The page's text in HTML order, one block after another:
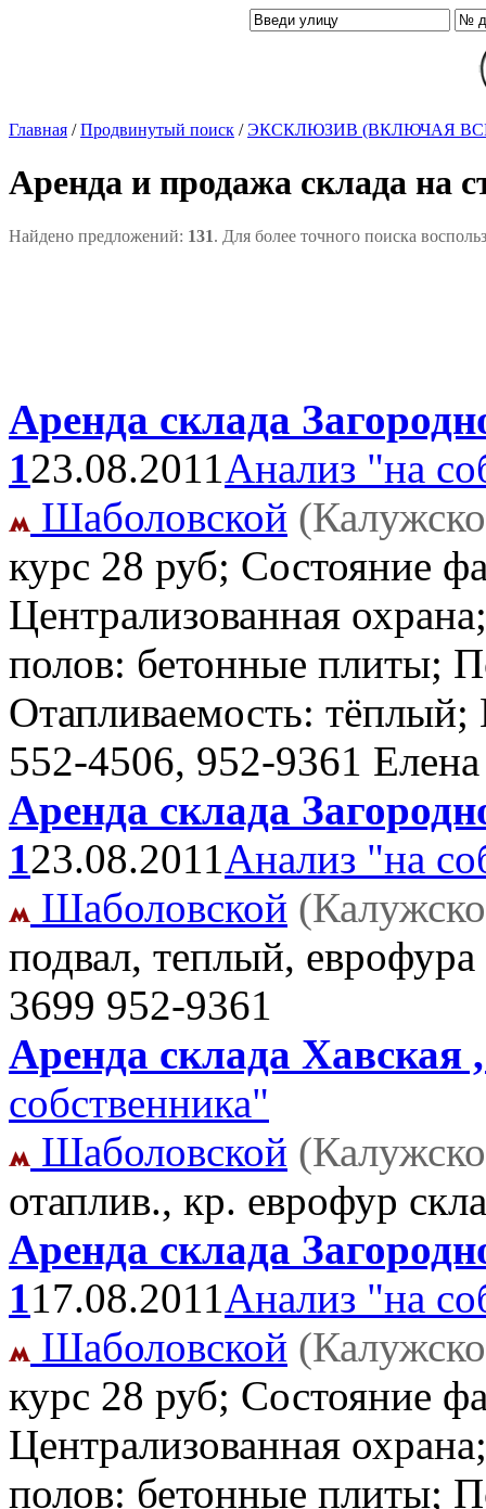
Главная /Продвинутый поиск /ЭКСКЛЮЗИВ (ВКЛЮЧАЯ
Аренда и продажа склада на
Найдено предложений: 131. Для более точного поиска
Аренда склада
123.08.2011Анализ "на
Шаболовской
курс 28 руб; Состояние
Централизованная
полов: бетонные плиты;
Отапливаемость:
552-4506, 952-9361
Аренда склада
123.08.2011Анализ "на
Шаболовской
подвал, теплый,
3699 952-9361
Аренда склада Хавская
собственника"
Шаболовской
отаплив., кр. еврофур
Аренда склада
117.08.2011Анализ "на
Шаболовской
курс 28 руб; Состояние
Централизованная
полов: бетонные плиты;